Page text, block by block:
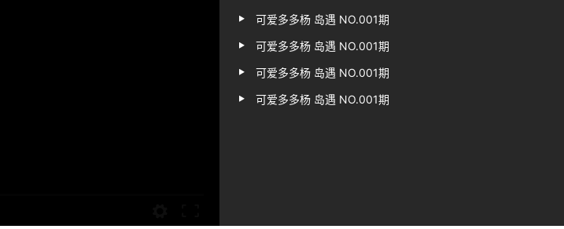
可爱多多杨 岛遇 NO.001期
可爱多多杨 岛遇 NO.001期
可爱多多杨 岛遇 NO.001期
可爱多多杨 岛遇 NO.001期